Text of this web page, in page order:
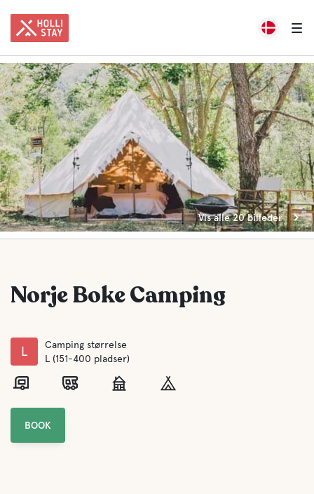
Vis alle 20 billeder
Norje Boke Camping
L
Camping størrelse
L (151-400 pladser)
BOOK